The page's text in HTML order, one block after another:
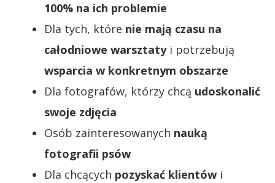
100% na ich problemie
Dla tych, które nie mają czasu na
całodniowe warsztatyi potrzebują
wsparcia w konkretnym obszarze
Dla fotografów, którzy chcą udoskonalić
swoje zdjęcia
Osób zainteresowanych nauką
fotografii psów
Dla chcących pozyskać klientówi